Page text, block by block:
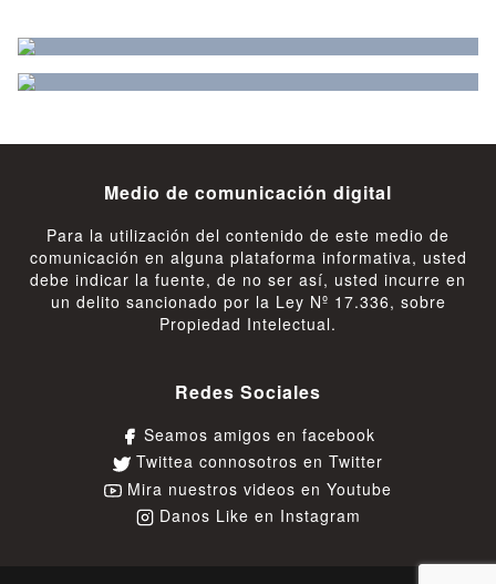
Medio de comunicación digital
Para la utilización del contenido de este medio de
comunicación en alguna plataforma informativa, usted
debe indicar la fuente, de no ser así, usted incurre en
un delito sancionado por la Ley Nº 17.336, sobre
Propiedad Intelectual.
Redes Sociales
Seamos amigos en facebook
Twittea connosotros en Twitter
Mira nuestros videos en Youtube
Danos Like en Instagram